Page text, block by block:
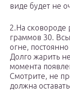
виде будет не
2.На сковороде
граммов 30.
огне,
Долго жарить
момента
Смотрите, не
должна